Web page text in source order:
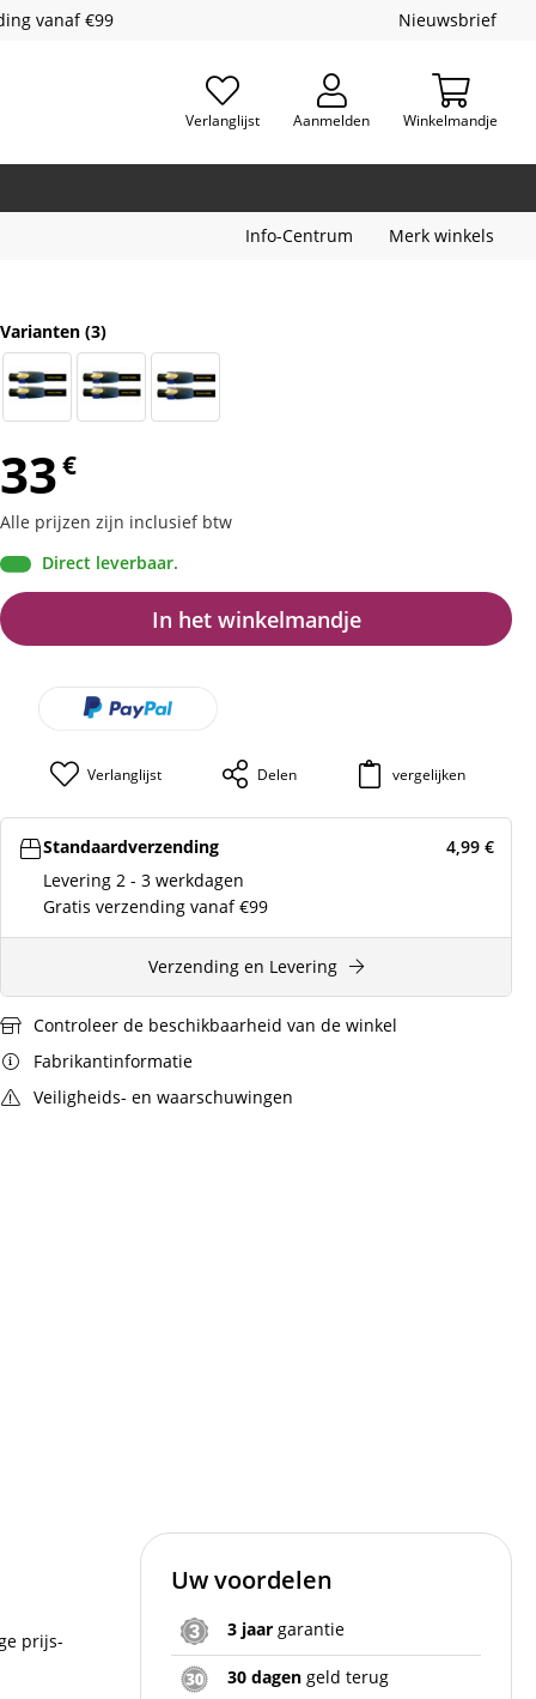
vanaf €99 Nieuwsbrief
Verlanglijst Aanmelden Winkelmandje
Info-Centrum Merk winkels
Varianten (3)
33€
Alle prijzen zijn inclusief btw
Direct leverbaar.
In het winkelmandje
Verlanglijst Delen vergelijken
Standaardverzending 4,99 €
Levering 2 - 3 werkdagen
Gratis verzending vanaf €99
Verzending en Levering
Controleer de beschikbaarheid van de winkel
Fabrikantinformatie
Veiligheids- en waarschuwingen
prijs-
Uw voordelen
3 jaar garantie
30 dagen geld terug